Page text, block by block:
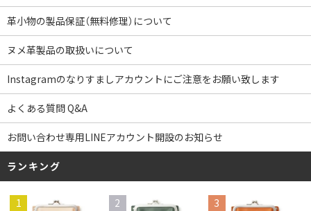
革小物の製品保証（無料修理）について
ヌメ革製品の取扱いについて
Instagramのなりすましアカウントにご注意をお願い致します
よくある質問 Q&A
お問い合わせ専用LINEアカウント開設のお知らせ
ランキング
1 2 3